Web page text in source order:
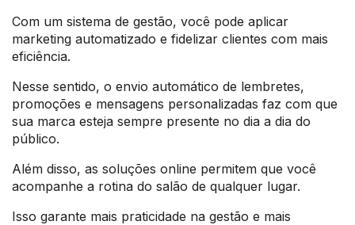
Com um sistema de gestão, você pode aplicar
marketing automatizado e fidelizar clientes com mais
eficiência.
Nesse sentido, o envio automático de lembretes,
promoções e mensagens personalizadas faz com que
sua marca esteja sempre presente no dia a dia do
público.
Além disso, as soluções online permitem que você
acompanhe a rotina do salão de qualquer lugar.
Isso garante mais praticidade na gestão e mais